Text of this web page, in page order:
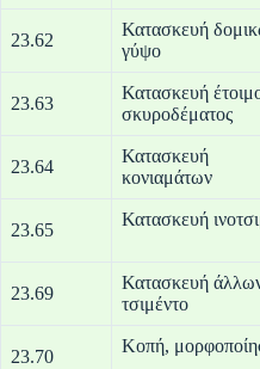
23.62
Κατασκευή
23.63
Κατασκευή
23.64
Κατασκευή
23.65
23.69
Κατασκευή
23.70
Κοπή,